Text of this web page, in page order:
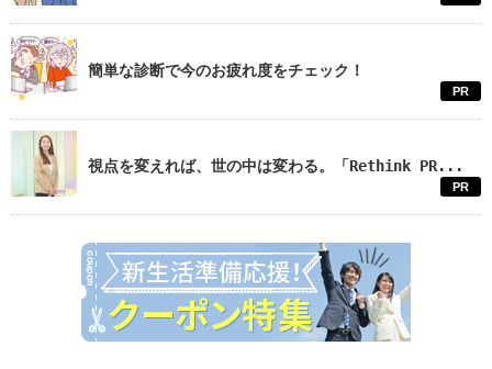
簡単な診断で今のお疲れ度をチェック！
PR
視点を変えれば、世の中は変わる。「Rethink PR...
PR